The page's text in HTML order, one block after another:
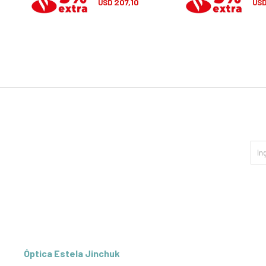
USD USD
Óptica Estela Jinchuk